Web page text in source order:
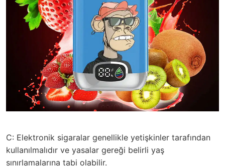
C: Elektronik sigaralar genellikle yetişkinler tarafından
kullanılmalıdır ve yasalar gereği belirli yaş
sınırlamalarına tabi olabilir.